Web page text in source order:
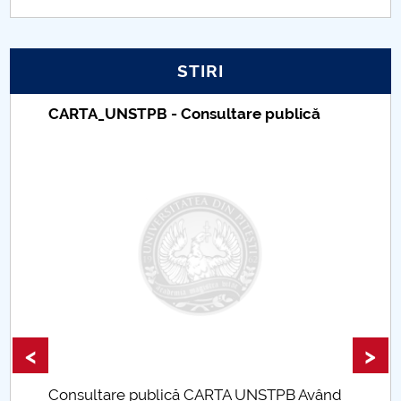
Proiect SU-ETIC
UNIVERSITATE pentru comunitate
IOSUD/CSUD-Doctorate
Comisie de etica unversitară
Evenimente CUP
Accesibilitate pentru studenții cu dizabilități
STIRI
CARTA_UNSTPB - Consultare publică
Consultare publică CARTA UNSTPB Având
< >